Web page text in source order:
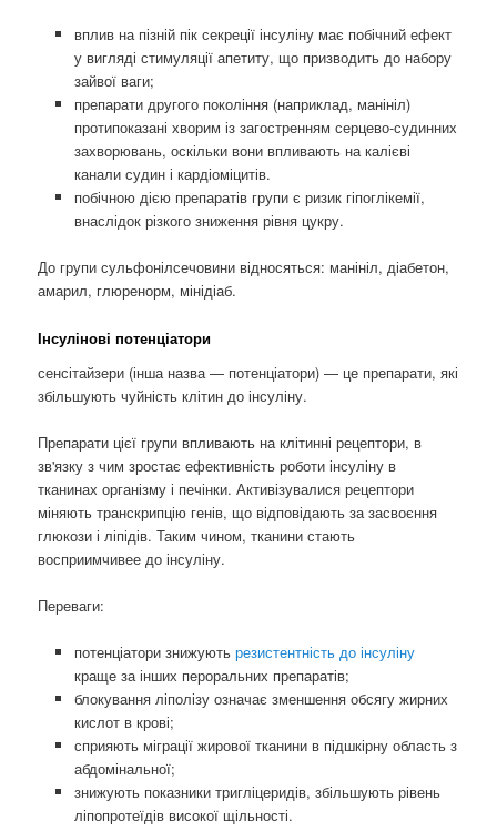
вплив на пізній пік секреції інсуліну має побічний ефект
у вигляді стимуляції апетиту, що призводить до набору
зайвої ваги;
препарати другого покоління (наприклад, манініл)
протипоказані хворим із загостренням серцево-судинних
захворювань, оскільки вони впливають на калієві
канали судин і кардіоміцитів.
побічною дією препаратів групи є ризик гіпоглікемії,
внаслідок різкого зниження рівня цукру.
До групи сульфонілсечовини відносяться: манініл, діабетон,
амарил, глюренорм, мінідіаб.
Інсулінові потенціатори
сенсітайзери (інша назва — потенціатори) — це препарати, які
збільшують чуйність клітин до інсуліну.
Препарати цієї групи впливають на клітинні рецептори, в
зв'язку з чим зростає ефективність роботи інсуліну в
тканинах організму і печінки. Активізувалися рецептори
міняють транскрипцію генів, що відповідають за засвоєння
глюкози і ліпідів. Таким чином, тканини стають
восприимчивее до інсуліну.
Переваги: ​​
потенціатори знижують резистентність до інсуліну
краще за інших пероральних препаратів;
блокування ліполізу означає зменшення обсягу жирних
кислот в крові;
сприяють міграції жирової тканини в підшкірну область з
абдомінальної;
знижують показники тригліцеридів, збільшують рівень
ліпопротеїдів високої щільності.